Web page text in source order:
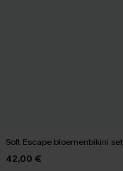
Soft Escape bloemenbikini set
42,00 €